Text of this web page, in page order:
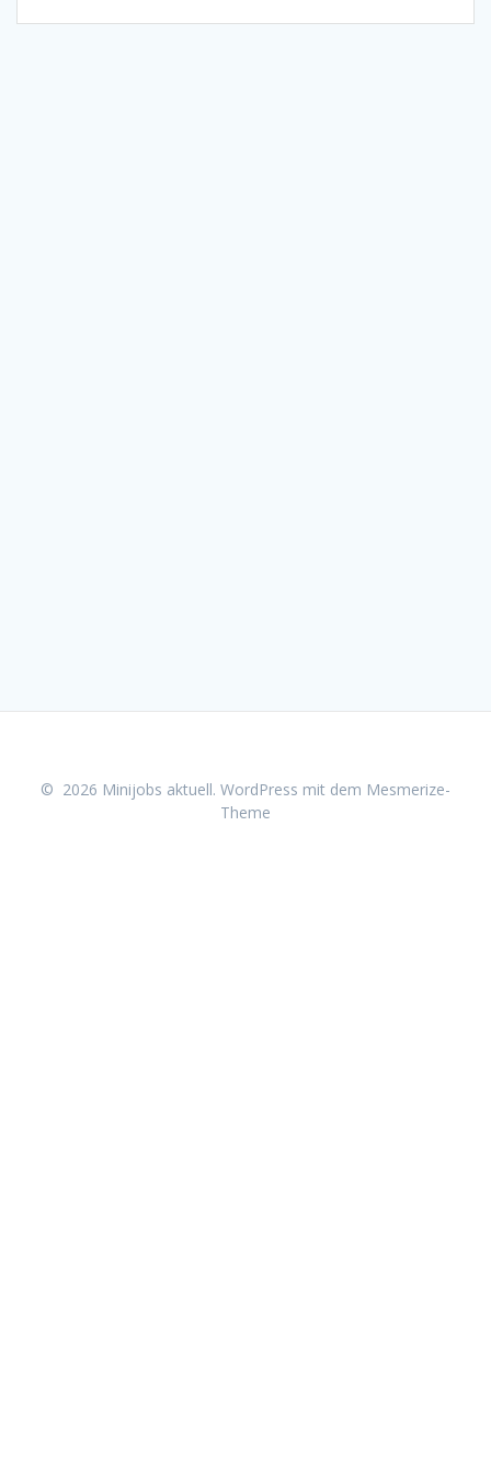
© 2026 Minijobs aktuell. WordPress mit dem Mesmerize-
Theme